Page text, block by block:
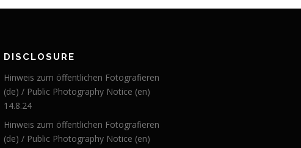
DISCLOSURE
Hinweis zum öffentlichen Fotografieren
(de) / Public Photography Notice (en)
14.8.24
Hinweis zum öffentlichen Fotografieren
(de) / Public Photography Notice (en)